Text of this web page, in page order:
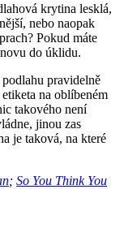
krytina lesklá,
nebo naopak
Pokud máte
do úklidu.
pravidelně
na oblíbeném
takového není
jinou zas
je taková, na které
; So You Think You